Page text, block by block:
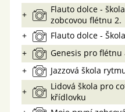
+
Flauto dolce -
zobcovou flétnu 2.
+
Flauto dolce -
+
Genesis pro
+
Jazzová škola
+
Lidová škola pro
křídlovku